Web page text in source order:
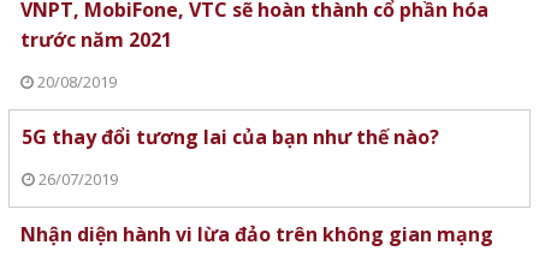
VNPT, MobiFone, VTC sẽ hoàn thành cổ phần hóa
trước năm 2021
20/08/2019
5G thay đổi tương lai của bạn như thế nào?
26/07/2019
Nhận diện hành vi lừa đảo trên không gian mạng